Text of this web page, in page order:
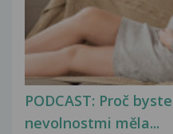
PODCAST: Proč
nevolnostmi měla...